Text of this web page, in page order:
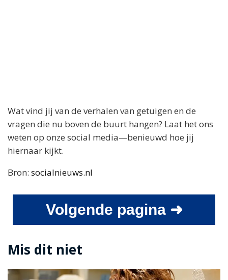
Wat vind jij van de verhalen van getuigen en de
vragen die nu boven de buurt hangen? Laat het ons
weten op onze social media—benieuwd hoe jij
hiernaar kijkt.
Bron: socialnieuws.nl
Volgende pagina ➜
Mis dit niet